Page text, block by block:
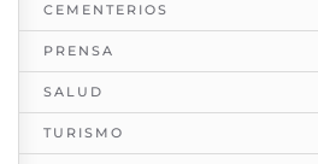
CEMENTERIOS
PRENSA
SALUD
TURISMO